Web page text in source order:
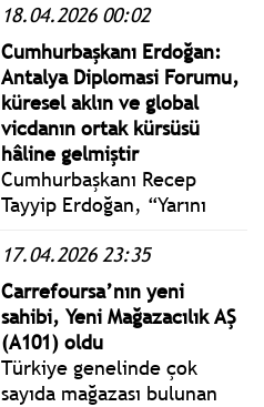
Cumartesi yönetmelik,
genelge ve tebliğler
takip edebilirsiniz.
18.04.2026 00:02
Cumhurbaşkanı Erdoğan:
Antalya Diplomasi Forumu,
küresel aklın ve global
vicdanın ortak kürsüsü
hâline gelmiştir
Cumhurbaşkanı Recep
Tayyip Erdoğan, “Yarını
Baş Etmek” ana temasıyla
NEST Kongre Merkezi’nde
düzenlenen 5. Antalya
Diplomasi Forumu’nun
açılışında bir konuşma
yaptı.
17.04.2026 23:35
Carrefoursa’nın yeni
sahibi, Yeni Mağazacılık AŞ
(A101) oldu
Türkiye genelinde çok
sayıda mağazası bulunan